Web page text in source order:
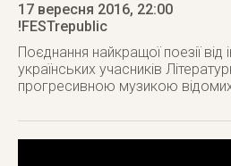
17 вересня 2016, 22:00
!FESTrepublic
Поєднання найкращої поезії від
українських учасників
прогресивною музикою відомих